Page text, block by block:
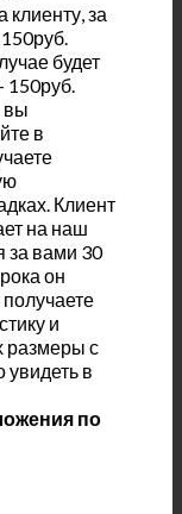
клиенту, за
будет
150руб.
вы
в
Клиент
на наш
за вами 30
он
и
размеры с
в
по